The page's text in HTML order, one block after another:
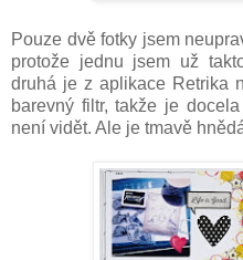
Pouze dvě fotky jsem
protože jednu jsem už
druhá je z aplikace Retrika
barevný filtr, takže je
není vidět. Ale je tmavě